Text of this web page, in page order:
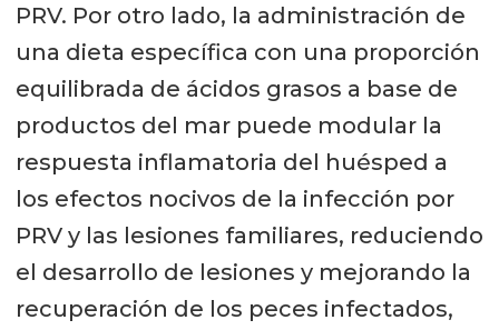
PRV. Por otro lado, la administración de
una dieta específica con una proporción
equilibrada de ácidos grasos a base de
productos del mar puede modular la
respuesta inflamatoria del huésped a
los efectos nocivos de la infección por
PRV y las lesiones familiares, reduciendo
el desarrollo de lesiones y mejorando la
recuperación de los peces infectados,